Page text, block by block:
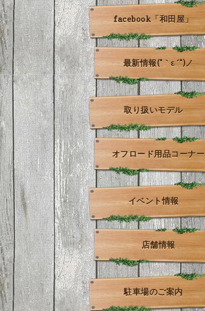
facebook「和田屋」
最新情報(*｀ε´*)ノ
取り扱いモデル
オフロード用品コーナー
イベント情報
店舗情報
駐車場のご案内